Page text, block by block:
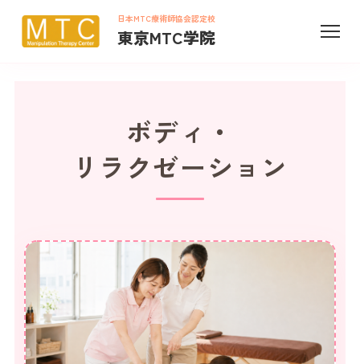
日本MTC療術師協会認定校
東京MTC学院
ボディ・
リラクゼーション